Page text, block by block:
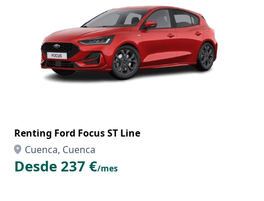
Renting Ford Focus ST Line
Cuenca, Cuenca
Desde 237 €/mes